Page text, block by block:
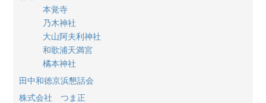
本覚寺
乃木神社
大山阿夫利神社
和歌浦天満宮
橘本神社
田中和徳京浜懇話会
株式会社 つま正